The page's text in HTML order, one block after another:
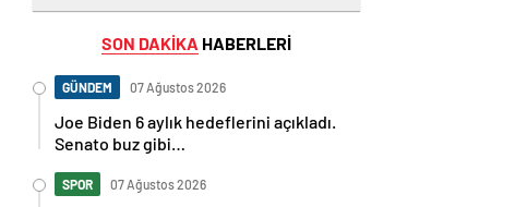
SON DAKİKA HABERLERİ
GÜNDEM 07 Ağustos 2026
Joe Biden 6 aylık hedeflerini açıkladı.
Senato buz gibi…
SPOR 07 Ağustos 2026